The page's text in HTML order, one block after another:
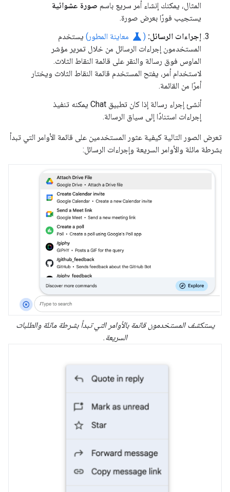
المثال، يمكنك إنشاء أمر سريع باسم صورة عشوائية
يستجيب فورًا بعرض صورة.
إجراءات الرسائل: (
science معاينة المطور) يستخدم
المستخدمون إجراءات الرسائل من خلال تمرير مؤشر
الماوس فوق رسالة والنقر على قائمة النقاط الثلاث.
لاستخدام أمر، يفتح المستخدم قائمة النقاط الثلاث ويختار
أمرًا من القائمة.
أنشئ إجراء رسالة إذا كان تطبيق Chat يمكنه تنفيذ
إجراءات استنادًا إلى سياق الرسالة.
تعرض الصور التالية كيفية عثور المستخدمين على قائمة الأوامر التي تبدأ
بشرطة مائلة والأوامر السريعة وإجراءات الرسائل:
يستكشف المستخدمون قائمة بالأوامر التي تبدأ بشرطة مائلة والطلبات
السريعة.